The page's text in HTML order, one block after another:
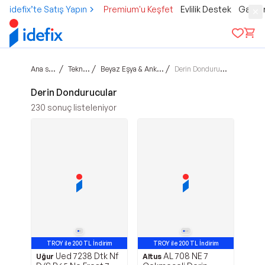
idefix’te Satış Yapın Premium'u Keşfet Evlilik Destek
Ana sayfa / Teknoloji / Beyaz Eşya & Ankastre / Derin Dondurucular
Derin Dondurucular
230 sonuç listeleniyor
TROY ile 200 TL İndirim
Avantajlı Ürün
Uğur Ued 7238 Dtk Nf
TROY ile 200 TL İndirim
Avantajlı Ürün
Altus AL 708 NE 7